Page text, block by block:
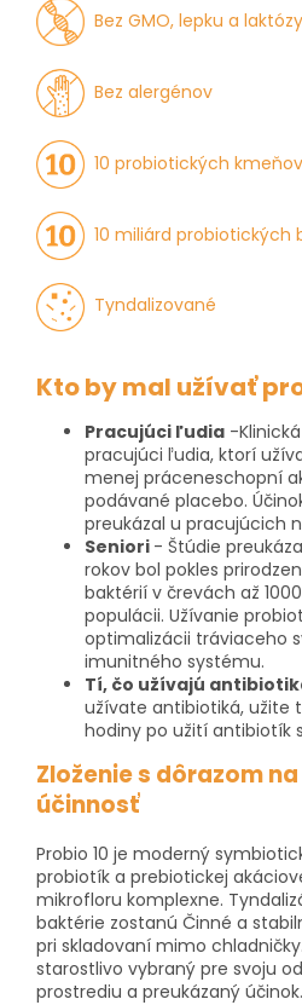
Bez GMO, lepku a laktózy
Bez alergénov
10 probiotických kmeňov
10 miliárd probiotických
Tyndalizované
Kto by mal užívať
Pracujúci ľudia -
pracujúci ľudia, ktorí
menej práceneschopní
podávané placebo.
preukázal u pracujúcich
Seniori - Štúdie
rokov bol pokles
baktérií v črevách až
populácii. Užívanie
optimalizácii tráviaceho
imunitného systému.
Tí, čo užívajú
užívate antibiotiká, užite
hodiny po užití antibiotík
Zloženie s dôrazom
účinnosť
Probio 10 je moderný
probiotík a prebiotickej
mikrofloru komplexne.
baktérie zostanú Činné a
pri skladovaní mimo
starostlivo vybraný pre svoju
prostrediu a preukázaný účinok.